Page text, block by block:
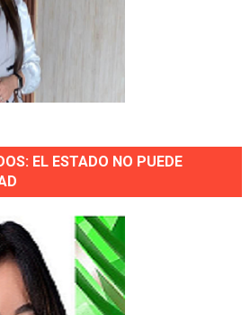
EL ESTADO NO PUEDE